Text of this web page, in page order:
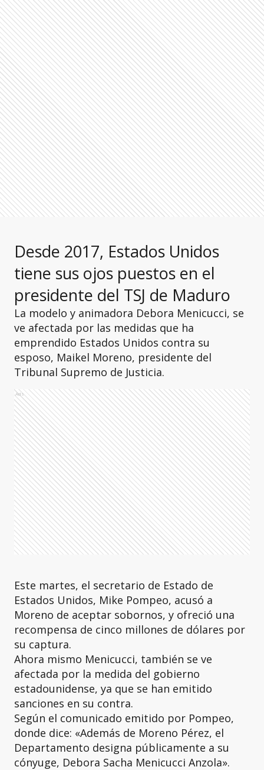
Desde 2017, Estados Unidos
tiene sus ojos puestos en el
presidente del TSJ de Maduro
La modelo y animadora Debora Menicucci, se
ve afectada por las medidas que ha
emprendido Estados Unidos contra su
esposo, Maikel Moreno, presidente del
Tribunal Supremo de Justicia.
Ads
Este martes, el secretario de Estado de
Estados Unidos, Mike Pompeo, acusó a
Moreno de aceptar sobornos, y ofreció una
recompensa de cinco millones de dólares por
su captura.
Ahora mismo Menicucci, también se ve
afectada por la medida del gobierno
estadounidense, ya que se han emitido
sanciones en su contra.
Según el comunicado emitido por Pompeo,
donde dice: «Además de Moreno Pérez, el
Departamento designa públicamente a su
cónyuge, Debora Sacha Menicucci Anzola».